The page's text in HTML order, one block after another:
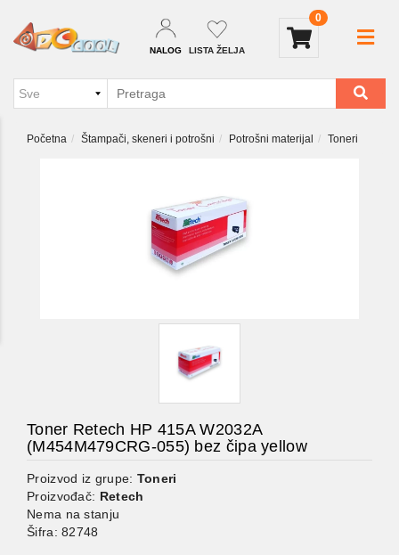
NALOG LISTA ŽELJA
0
Početna Štampači, skeneri i potrošni Potrošni materijal Toneri
Toner Retech HP 415A W2032A
(M454M479CRG-055) bez čipa yellow
Proizvod iz grupe: Toneri
Proizvođač: Retech
Nema na stanju
Šifra: 82748